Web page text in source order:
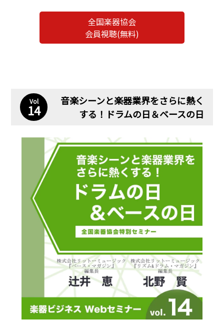
全国楽器協会
会員視聴(無料)
Vol
14
音楽シーンと楽器業界をさらに熱く
する！ドラムの日＆ベースの日